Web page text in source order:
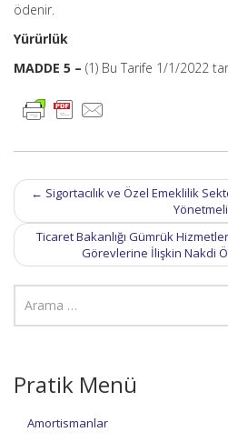
ödenir.
Yürürlük
MADDE 5 – (1) Bu Tarife 1/1/2022
Post
navigation
← Sigortacılık ve Özel Emeklilik
Ticaret Bakanlığı Gümrük
Görevlerine İlişkin Nakdi
Pratik Menü
Amortismanlar